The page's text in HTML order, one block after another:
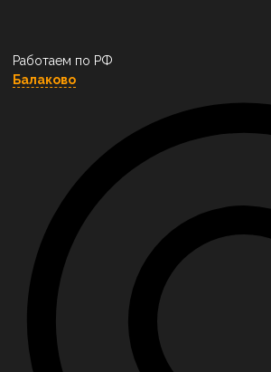
Работаем по РФ
Балаково